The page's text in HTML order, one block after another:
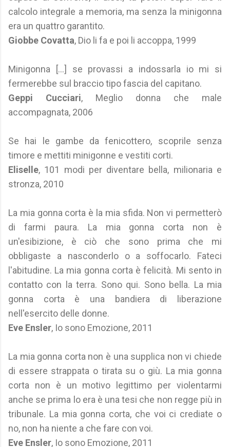
calcolo integrale a memoria, ma senza la minigonna
era un quattro garantito.
Giobbe Covatta, Dio li fa e poi li accoppa, 1999
Minigonna [...] se provassi a indossarla io mi si
fermerebbe sul braccio tipo fascia del capitano.
Geppi Cucciari, Meglio donna che male
accompagnata, 2006
Se hai le gambe da fenicottero, scoprile senza
timore e mettiti minigonne e vestiti corti.
Eliselle, 101 modi per diventare bella, milionaria e
stronza, 2010
La mia gonna corta è la mia sfida. Non vi permetterò
di farmi paura. La mia gonna corta non è
un'esibizione, è ciò che sono prima che mi
obbligaste a nasconderlo o a soffocarlo. Fateci
l'abitudine. La mia gonna corta è felicità. Mi sento in
contatto con la terra. Sono qui. Sono bella. La mia
gonna corta è una bandiera di liberazione
nell'esercito delle donne.
Eve Ensler, Io sono Emozione, 2011
La mia gonna corta non è una supplica non vi chiede
di essere strappata o tirata su o giù. La mia gonna
corta non è un motivo legittimo per violentarmi
anche se prima lo era è una tesi che non regge più in
tribunale. La mia gonna corta, che voi ci crediate o
no, non ha niente a che fare con voi.
Eve Ensler, Io sono Emozione, 2011